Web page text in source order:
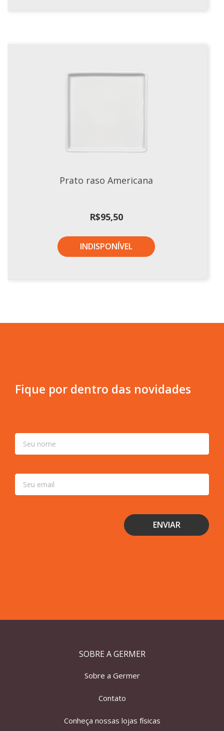
Prato raso Americana
R$95,50
INDISPONÍVEL
Fique por dentro das novidades
SOBRE A GERMER
Sobre a Germer
Contato
Conheça nossas lojas físicas